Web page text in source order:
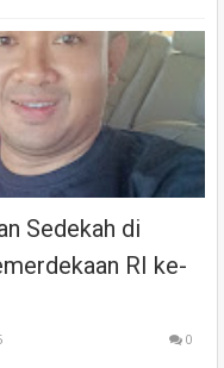
Sedekah di
RI ke-
0